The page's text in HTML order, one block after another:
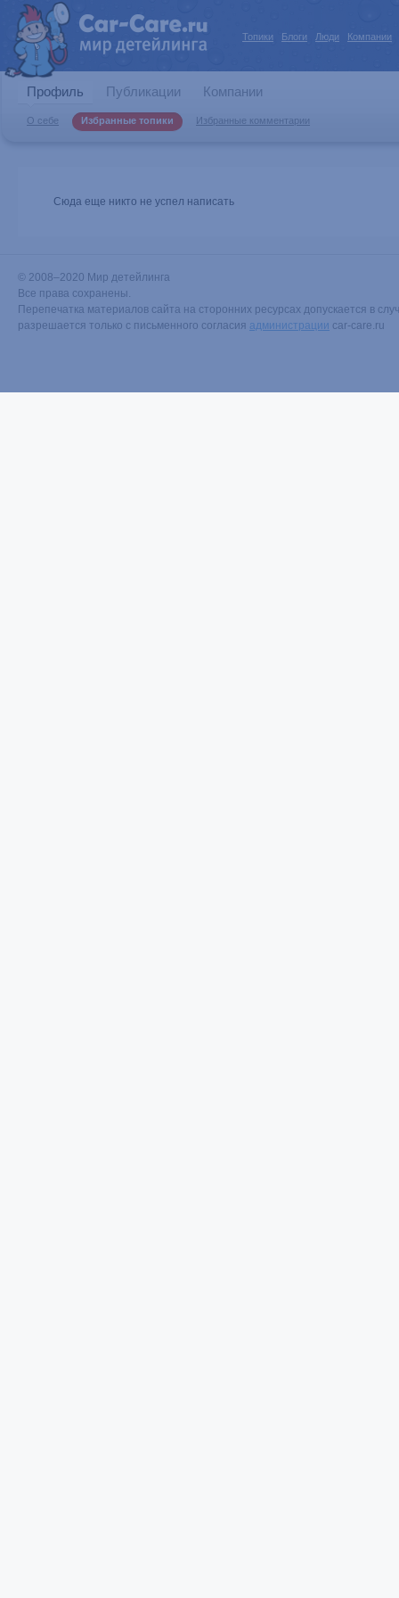
Топики Блоги Люди Компании
Профиль
О себе Избранные топики Избранные комментарии
Публикации Компании
Сюда еще никто не успел написать
© 2008–2020 Мир детейлинга
Все права сохранены.
Перепечатка материалов сайта на сторонних ресурсах допускается в
разрешается только с письменного согласия администрации car-care.ru